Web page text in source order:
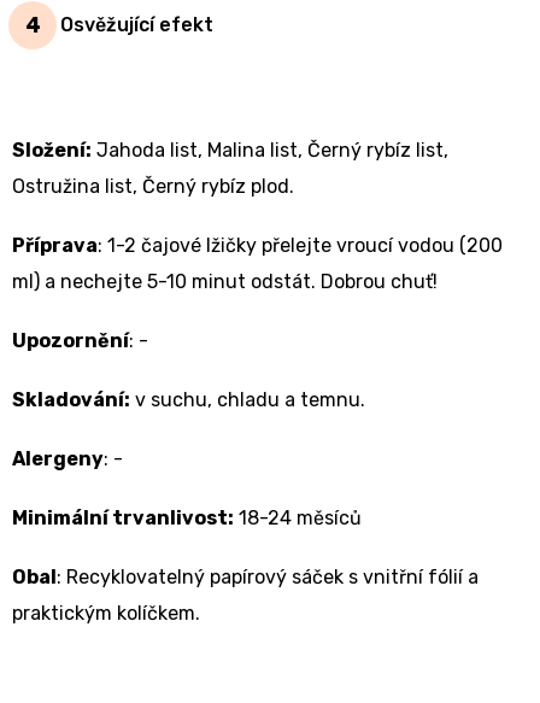
Osvěžující efekt
Složení: Jahoda list, Malina list, Černý rybíz list,
Ostružina list, Černý rybíz plod.
Příprava: 1-2 čajové lžičky přelejte vroucí vodou (200
ml) a nechejte 5-10 minut odstát. Dobrou chuť!
Upozornění: -
Skladování: v suchu, chladu a temnu.
Alergeny: -
Minimální trvanlivost: 18-24 měsíců
Obal: Recyklovatelný papírový sáček s vnitřní fólií a
praktickým kolíčkem.